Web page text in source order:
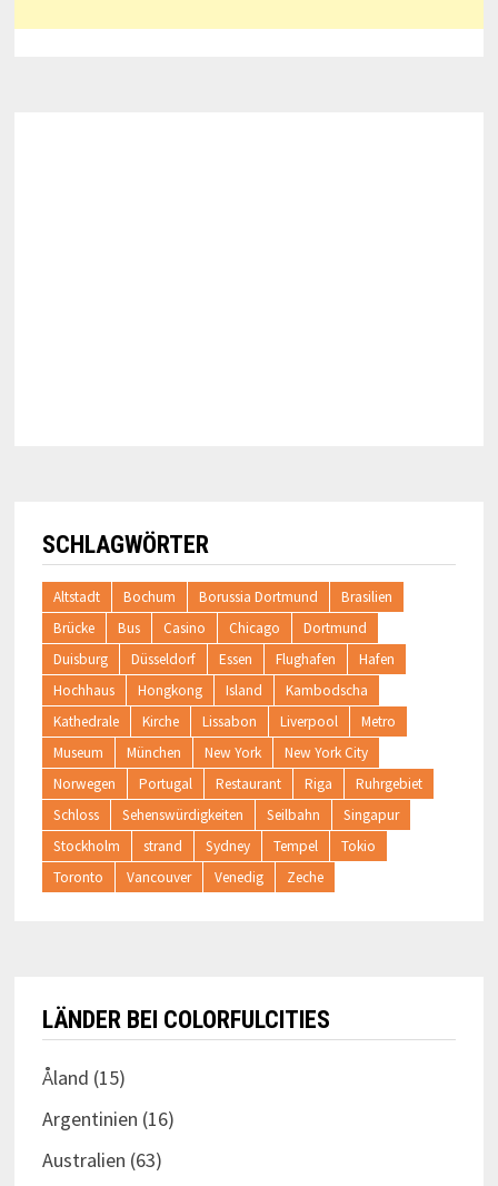
SCHLAGWÖRTER
Altstadt Bochum Borussia Dortmund
Brasilien
Brücke
Bus Casino Chicago
Dortmund
Duisburg
Düsseldorf Essen Flughafen
Hafen
Hochhaus
Hongkong Island
Kambodscha
Kathedrale
Kirche Lissabon Liverpool
Metro
Museum
München New York
New York City
Norwegen
Portugal Restaurant Riga
Ruhrgebiet
Schloss
Sehenswürdigkeiten Seilbahn
Singapur
Stockholm
strand Sydney Tempel
Tokio
Toronto
Vancouver Venedig Zeche
LÄNDER BEI COLORFULCITIES
Åland (15)
Argentinien (16)
Australien (63)